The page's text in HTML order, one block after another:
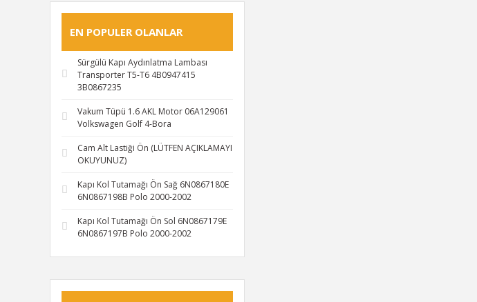
EN POPULER OLANLAR
Sürgülü Kapı Aydınlatma Lambası
Transporter T5-T6 4B0947415
3B0867235
Vakum Tüpü 1.6 AKL Motor 06A129061
Volkswagen Golf 4-Bora
Cam Alt Lastiği Ön (LÜTFEN AÇIKLAMAYI
OKUYUNUZ)
Kapı Kol Tutamağı Ön Sağ 6N0867180E
6N0867198B Polo 2000-2002
Kapı Kol Tutamağı Ön Sol 6N0867179E
6N0867197B Polo 2000-2002